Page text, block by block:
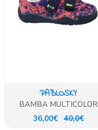
PABLOSKY
BAMBA MULTICOLOR
36,00€ 40,0€